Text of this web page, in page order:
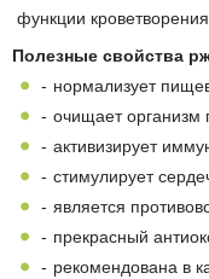
функции кроветворения.
Полезные свойства
нормализует
очищает организм
активизирует
стимулирует
является
прекрасный
рекомендована в